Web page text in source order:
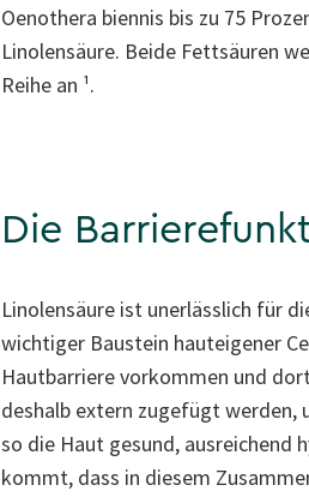
Oenothera biennis bis zu 75
Linolen­säure. Beide Fettsäuren
Reihe an ¹.
Die
Linolensäure ist unerlässlich für
wichtiger Baustein hauteigener
Hautbarriere vorkommen und
deshalb extern zugefügt werden,
so die Haut gesund, ausreichend
kommt, dass in diesem